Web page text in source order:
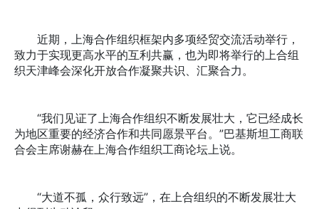
近期，上海合作组织框架内多项经贸交流活动举行，
致力于实现更高水平的互利共赢，也为即将举行的上合组
织天津峰会深化开放合作凝聚共识、汇聚合力。
“我们见证了上海合作组织不断发展壮大，它已经成长
为地区重要的经济合作和共同愿景平台。”巴基斯坦工商联
合会主席谢赫在上海合作组织工商论坛上说。
“大道不孤，众行致远”，在上合组织的不断发展壮大